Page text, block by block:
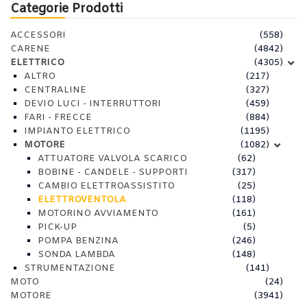
Categorie Prodotti
ACCESSORI
(558)
CARENE
(4842)
ELETTRICO
(4305)
ALTRO
(217)
CENTRALINE
(327)
DEVIO LUCI - INTERRUTTORI
(459)
FARI - FRECCE
(884)
IMPIANTO ELETTRICO
(1195)
MOTORE
(1082)
ATTUATORE VALVOLA SCARICO
(62)
BOBINE - CANDELE - SUPPORTI
(317)
CAMBIO ELETTROASSISTITO
(25)
ELETTROVENTOLA
(118)
MOTORINO AVVIAMENTO
(161)
PICK-UP
(5)
POMPA BENZINA
(246)
SONDA LAMBDA
(148)
STRUMENTAZIONE
(141)
MOTO
(24)
MOTORE
(3941)